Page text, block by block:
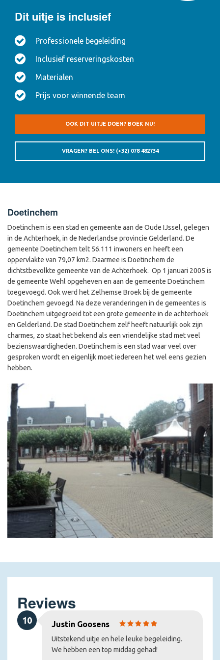
tussen? Neem contact met ons op en wij gaan het
regelen voor u!
Kleinere gezelschappen en groepen groter dan 30 personen
ontvangen een aangepaste offerte
Deze activiteit is in heel Nedeland, Duitsland en België (ook
met Engels sprekende begeleiding) te boeken.
Dit uitje is inclusief
Professionele begeleiding
Inclusief reserveringskosten
Materialen
Prijs voor winnende team
OOK DIT UITJE DOEN? BOEK NU!
VRAGEN? BEL ONS! (+32) 078 482734
Doetinchem
Doetinchem is een stad en gemeente aan de Oude IJssel, gelegen
in de Achterhoek, in de Nederlandse provincie Gelderland. De
gemeente Doetinchem telt 56.111 inwoners en heeft een
oppervlakte van 79,07 km2. Daarmee is Doetinchem de
dichtstbevolkte gemeente van de Achterhoek. Op 1 januari 2005 is
de gemeente Wehl opgeheven en aan de gemeente Doetinchem
toegevoegd. Ook werd het Zelhemse Broek bij de gemeente
Doetinchem gevoegd. Na deze veranderingen in de gemeentes is
Doetinchem uitgegroeid tot een grote gemeente in de achterhoek
en Gelderland. De stad Doetinchem zelf heeft natuurlijk ook zijn
charmes, zo staat het bekend als een vriendelijke stad met veel
bezienswaardigheden. Doetinchem is een stad waar veel over
gesproken wordt en eigenlijk moet iedereen het wel eens gezien
hebben.
Reviews
10 Justin Goosens
Uitstekend uitje en hele leuke begeleiding.
We hebben een top middag gehad!